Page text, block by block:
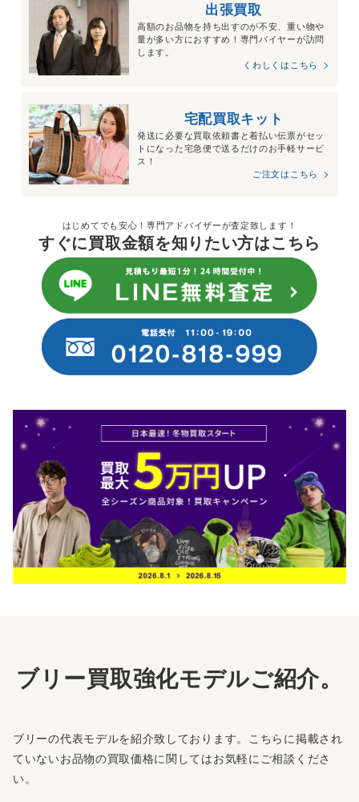
出張買取
高額のお品物を持ち出すのが不安、重い物や
量が多い方におすすめ！専門バイヤーが訪問
します。
くわしくはこちら
宅配買取キット
発送に必要な買取依頼書と着払い伝票がセッ
トになった宅急便で送るだけのお手軽サービ
ス！
ご注文はこちら
はじめてでも安心！専門アドバイザーが査定致します！
すぐに買取金額を知りたい方はこちら
ブリー買取強化モデルご紹介。
ブリーの代表モデルを紹介致しております。こちらに掲載され
ていないお品物の買取価格に関してはお気軽にご相談くださ
い。